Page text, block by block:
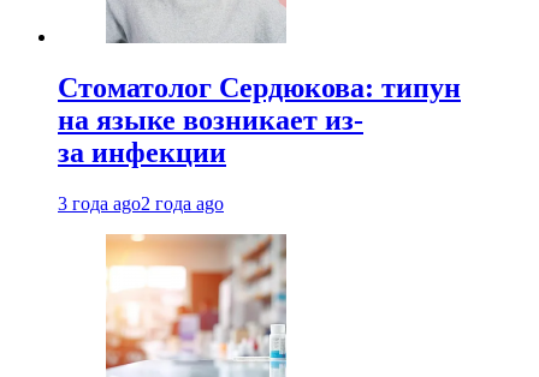
Стоматолог Сердюкова: типун
на языке возникает из-
за инфекции
3 года ago2 года ago